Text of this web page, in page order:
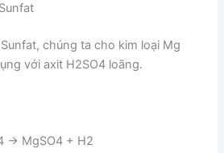
chúng ta cho kim loại Mg
với axit H2SO4 loãng.
→ MgSO4 + H2